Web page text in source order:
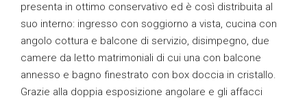
presenta in ottimo conservativo ed è così distribuita al
suo interno: ingresso con soggiorno a vista, cucina con
angolo cottura e balcone di servizio, disimpegno, due
camere da letto matrimoniali di cui una con balcone
annesso e bagno finestrato con box doccia in cristallo.
Grazie alla doppia esposizione angolare e gli affacci